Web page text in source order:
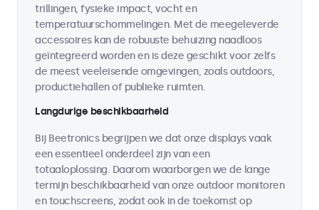
trillingen, fysieke impact, vocht en
temperatuurschommelingen. Met de meegeleverde
accessoires kan de robuuste behuizing naadloos
geïntegreerd worden en is deze geschikt voor zelfs
de meest veeleisende omgevingen, zoals outdoors,
productiehallen of publieke ruimten.
Langdurige beschikbaarheid
Bij Beetronics begrijpen we dat onze displays vaak
een essentieel onderdeel zijn van een
totaaloplossing. Daarom waarborgen we de lange
termijn beschikbaarheid van onze outdoor monitoren
en touchscreens, zodat ook in de toekomst op